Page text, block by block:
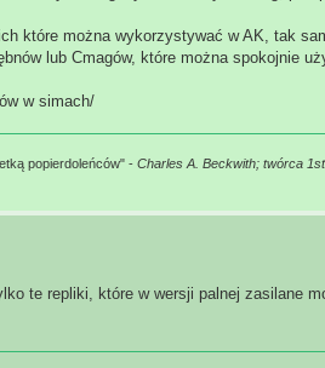
które można wykorzystywać w AK, tak
lub Cmagów, które można spokojnie
w simach/
popierdoleńców" - Charles A. Beckwith; twórca
te repliki, które w wersji palnej zasilane